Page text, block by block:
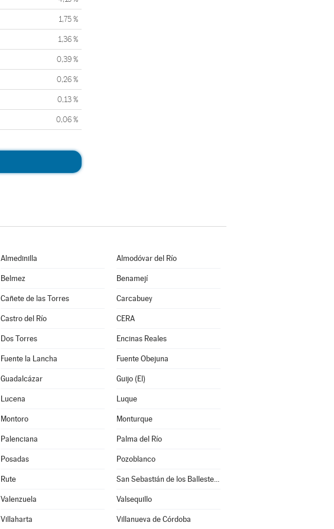
1,75 %
1,36 %
0,39 %
0,26 %
0,13 %
0,06 %
Almedinilla Almodóvar del Río
Belmez Benamejí
Cañete de las Torres Carcabuey
Castro del Río CERA
Dos Torres Encinas Reales
Fuente la Lancha Fuente Obejuna
Guadalcázar Guijo (El)
Lucena Luque
Montoro Monturque
Palenciana Palma del Río
Posadas Pozoblanco
Rute San Sebastián de los Ballesteros
Valenzuela Valsequillo
Villaharta Villanueva de Córdoba